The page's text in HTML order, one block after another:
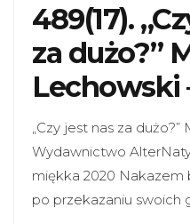
489(17).
za dużo?”
Lechowski
„Czy jest nas za
Wydawnictwo
miękka 2020 Nakazem
po przekazaniu swoich